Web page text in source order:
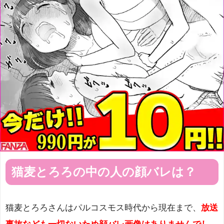
猫麦とろろの中の人の顔バレは？
猫麦とろろさんはパルコスモス時代から現在まで、 放送